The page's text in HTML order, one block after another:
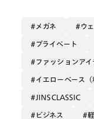
長く愛用できる一
一本あると間違
ださい✨
メガネ ウ
プライベート
ファッションアイ
イエローベース（
JINSCLASSIC
ビジネス